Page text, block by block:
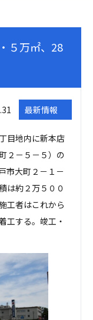
５万㎡、28
最新情報
目地内に新本店
２－５－５）の
市大町２－１－
は約２万５００
工者はこれから
工する。竣工・